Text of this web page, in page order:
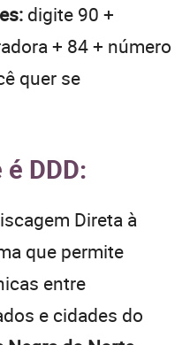
digite 90 +
+ 84 + número
quer se
DDD:
Direta à
que permite
entre
e cidades do